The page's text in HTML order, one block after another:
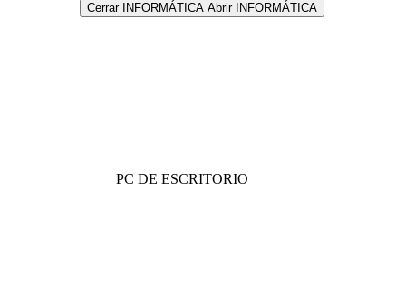
Cerrar INFORMÁTICA Abrir INFORMÁTICA
PC DE ESCRITORIO